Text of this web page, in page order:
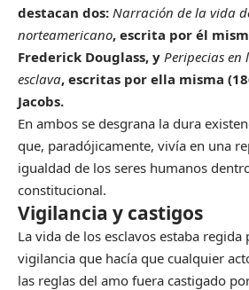
destacan dos: Narración de la vida
norteamericano, escrita por él
Frederick Douglass, y Peripecias
esclava, escritas por ella misma
Jacobs.
En ambos se desgrana la dura
que, paradójicamente, vivía en una
igualdad de los seres humanos
constitucional.
Vigilancia y castigos
La vida de los esclavos estaba
vigilancia que hacía que cualquier
las reglas del amo fuera castigado